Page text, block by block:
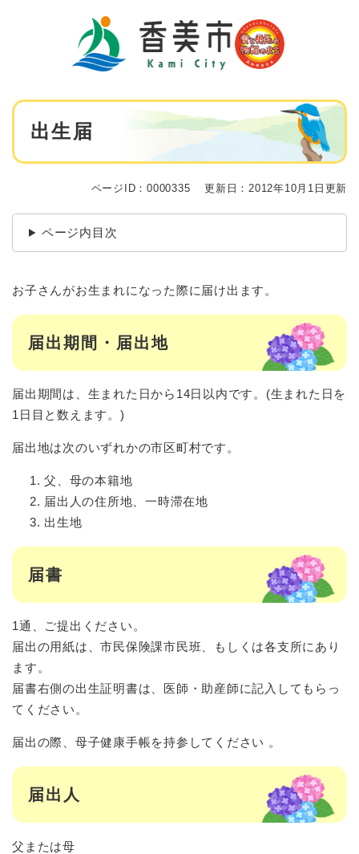
本
出生届
ページID：0000335 更新日：2012年10月1日更新
ページ内目次
お子さんがお生まれになった際に届け出ます。
届出期間・届出地
届出期間は、生まれた日から14日以内です。(生まれた日を
1日目と数えます。)
届出地は次のいずれかの市区町村です。
父、母の本籍地
届出人の住所地、一時滞在地
出生地
届書
1通、ご提出ください。
届出の用紙は、市民保険課市民班、もしくは各支所にあり
ます。
届書右側の出生証明書は、医師・助産師に記入してもらっ
てください。
届出の際、母子健康手帳を持参してください 。
届出人
父または母